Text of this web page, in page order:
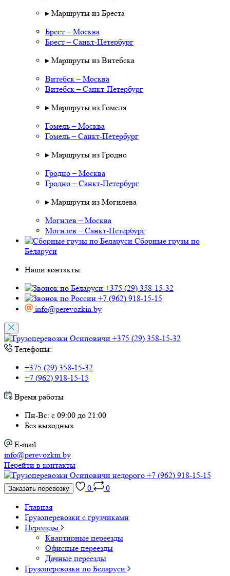
▸ Маршруты из Бреста
Брест – Москва
Брест – Санкт-Петербург
▸ Маршруты из Витебска
Витебск – Москва
Витебск – Санкт-Петербург
▸ Маршруты из Гомеля
Гомель – Москва
Гомель – Санкт-Петербург
▸ Маршруты из Гродно
Гродно – Москва
Гродно – Санкт-Петербург
▸ Маршруты из Могилева
Могилев – Москва
Могилев – Санкт-Петербург
Сборные грузы по
Беларуси
Наши контакты:
+375 (29) 358-15-32
+7 (962) 918-15-15
info@perevozkin.by
+375 (29) 358-15-32
Телефоны:
+375 (29) 358-15-32
+7 (962) 918-15-15
Время работы
Пн-Вс: с 09:00 до 21:00
Без выходных
E-mail
info@perevozkin.by
Перейти в контакты
+7 (962) 918-15-15
Заказать перевозку 0
0
Главная
Грузоперевозки с грузчиками
Переезды
Квартирные переезды
Офисные переезды
Дачные переезды
Грузоперевозки по Беларуси